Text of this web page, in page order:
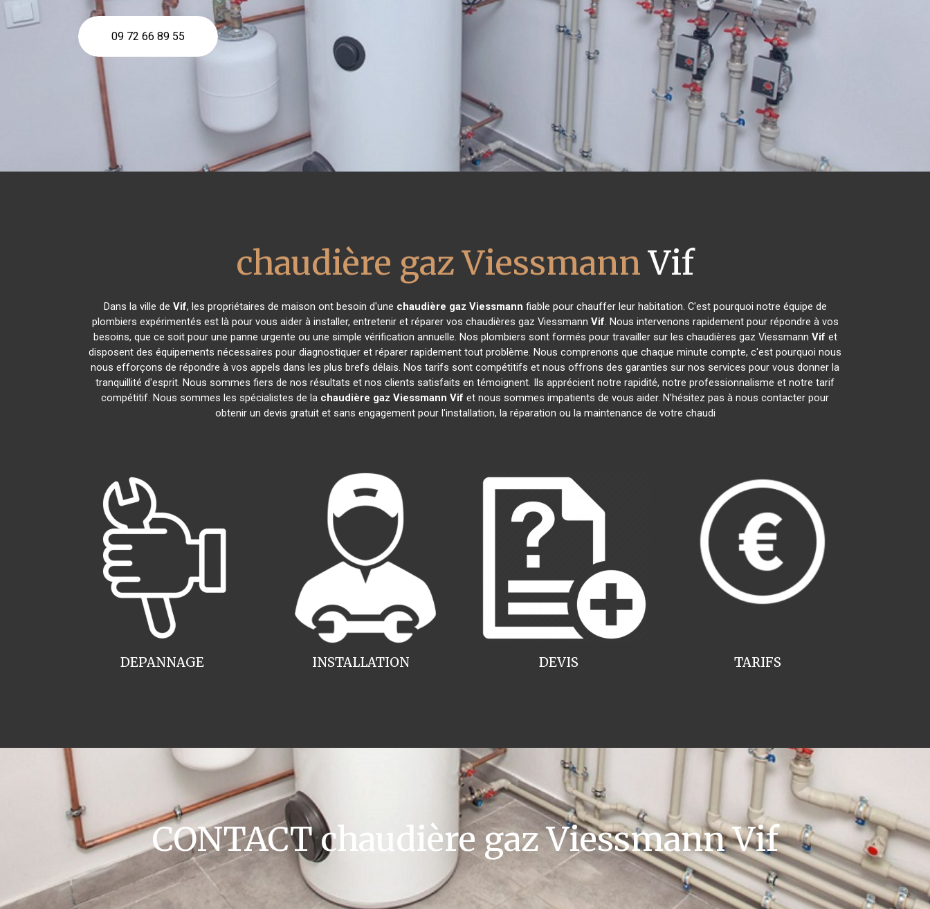
09 72 66 89 55
chaudière gaz ViessmannVif
Dans la ville de Vif, les propriétaires de maison ont besoin d'une chaudière gaz Viessmann fiable pour chauffer leur habitation. C'est pourquoi notre équipe de
plombiers expérimentés est là pour vous aider à installer, entretenir et réparer vos chaudières gaz Viessmann Vif. Nous intervenons rapidement pour répondre à vos
besoins, que ce soit pour une panne urgente ou une simple vérification annuelle. Nos plombiers sont formés pour travailler sur les chaudières gaz Viessmann Vif et
disposent des équipements nécessaires pour diagnostiquer et réparer rapidement tout problème. Nous comprenons que chaque minute compte, c'est pourquoi nous
nous efforçons de répondre à vos appels dans les plus brefs délais. Nos tarifs sont compétitifs et nous offrons des garanties sur nos services pour vous donner la
tranquillité d'esprit. Nous sommes fiers de nos résultats et nos clients satisfaits en témoignent. Ils apprécient notre rapidité, notre professionnalisme et notre tarif
compétitif. Nous sommes les spécialistes de la chaudière gaz Viessmann Vif et nous sommes impatients de vous aider. N'hésitez pas à nous contacter pour
obtenir un devis gratuit et sans engagement pour l'installation, la réparation ou la maintenance de votre chaudi
INSTALLATION
DEPANNAGE TARIFS
DEVIS
CONTACT chaudière gaz Viessmann Vif